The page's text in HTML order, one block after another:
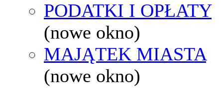
PODATKI I OPŁATY
(nowe okno)
MAJĄTEK MIASTA
(nowe okno)